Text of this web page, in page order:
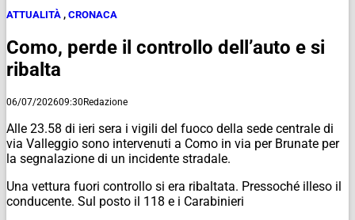
ATTUALITÀ , CRONACA
Como, perde il controllo dell’auto e si
ribalta
06/07/202609:30Redazione
Alle 23.58 di ieri sera i vigili del fuoco della sede centrale di
via Valleggio sono intervenuti a Como in via per Brunate per
la segnalazione di un incidente stradale.
Una vettura fuori controllo si era ribaltata. Pressoché illeso il
conducente. Sul posto il 118 e i Carabinieri